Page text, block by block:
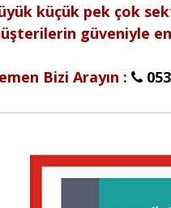
küçük pek çok
güveniyle
Bizi Arayın :